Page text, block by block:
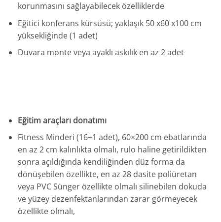
korunmasını sağlayabilecek özelliklerde
Eğitici konferans kürsüsü; yaklaşık 50 x60 x100 cm
yüksekliğinde (1 adet)
Duvara monte veya ayaklı askılık en az 2 adet
Eğitim araçları donatımı
Fitness Minderi (16+1 adet), 60×200 cm ebatlarında
en az 2 cm kalınlıkta olmalı, rulo haline getirildikten
sonra açıldığında kendiliğinden düz forma da
dönüşebilen özellikte, en az 28 dasite poliüretan
veya PVC Sünger özellikte olmalı silinebilen dokuda
ve yüzey dezenfektanlarından zarar görmeyecek
özellikte olmalı,